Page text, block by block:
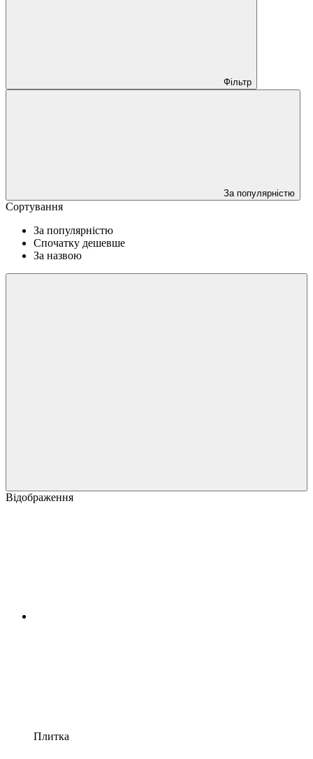
Фільтр
За популярністю
Сортування
За популярністю
Спочатку дешевше
За назвою
Відображення
Плитка